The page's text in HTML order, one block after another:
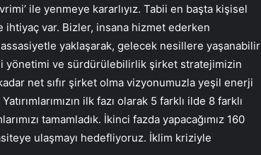
ile yenmeye kararlıyız. Tabii en başta kişisel
var. Bizler, insana hizmet ederken
yaklaşarak, gelecek nesillere yaşanabilir
yönetimi ve sürdürülebilirlik şirket stratejimizin
net sıfır şirket olma vizyonumuzla yeşil enerji
ilk fazı olarak 5 farklı ilde 8 farklı
tamamladık. İkinci fazda yapacağımız 160
ulaşmayı hedefliyoruz. İklim kriziyle